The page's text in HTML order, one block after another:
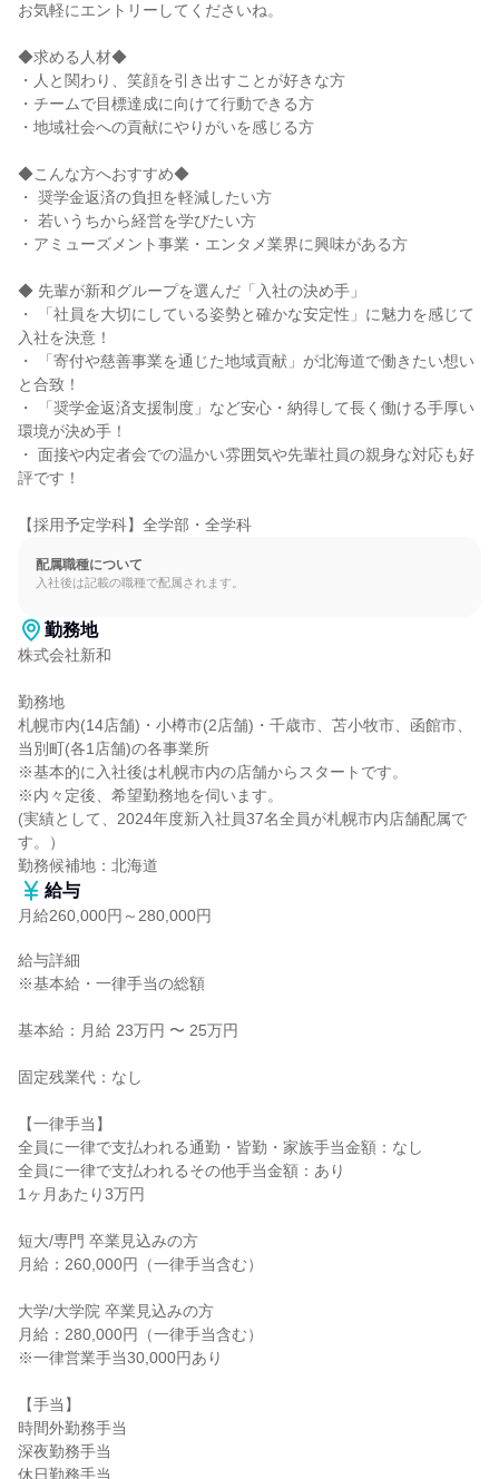
お気軽にエントリーしてくださいね。
◆求める人材◆
・人と関わり、笑顔を引き出すことが好きな方
・チームで目標達成に向けて行動できる方
・地域社会への貢献にやりがいを感じる方
◆こんな方へおすすめ◆
・ 奨学金返済の負担を軽減したい方
・ 若いうちから経営を学びたい方
・アミューズメント事業・エンタメ業界に興味がある方
◆ 先輩が新和グループを選んだ「入社の決め手」
・ 「社員を大切にしている姿勢と確かな安定性」に魅力を感じて
入社を決意！
・ 「寄付や慈善事業を通じた地域貢献」が北海道で働きたい想い
と合致！
・ 「奨学金返済支援制度」など安心・納得して長く働ける手厚い
環境が決め手！
・ 面接や内定者会での温かい雰囲気や先輩社員の親身な対応も好
評です！
【採用予定学科】全学部・全学科
配属職種について
入社後は記載の職種で配属されます。
勤務地
株式会社新和
勤務地
札幌市内(14店舗)・小樽市(2店舗)・千歳市、苫小牧市、函館市、
当別町(各1店舗)の各事業所
※基本的に入社後は札幌市内の店舗からスタートです。
※内々定後、希望勤務地を伺います。
(実績として、2024年度新入社員37名全員が札幌市内店舗配属で
す。）
勤務候補地：北海道
給与
月給260,000円～280,000円
給与詳細
※基本給・一律手当の総額
基本給：月給 23万円 〜 25万円
固定残業代：なし
【一律手当】
全員に一律で支払われる通勤・皆勤・家族手当金額：なし
全員に一律で支払われるその他手当金額：あり
1ヶ月あたり3万円
短大/専門 卒業見込みの方
月給：260,000円（一律手当含む）
大学/大学院 卒業見込みの方
月給：280,000円（一律手当含む）
※一律営業手当30,000円あり
【手当】
時間外勤務手当
深夜勤務手当
休日勤務手当